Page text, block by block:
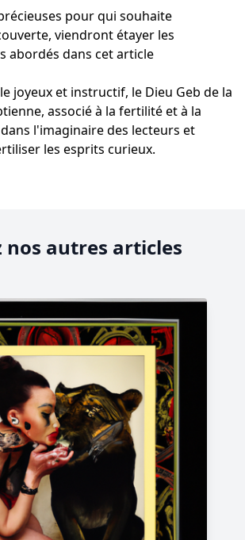
pour qui souhaite
viendront étayer les
abordés dans cet article
joyeux et instructif, le Dieu Geb de la
associé à la fertilité et à la
l'imaginaire des lecteurs et
les esprits curieux.
nos autres articles